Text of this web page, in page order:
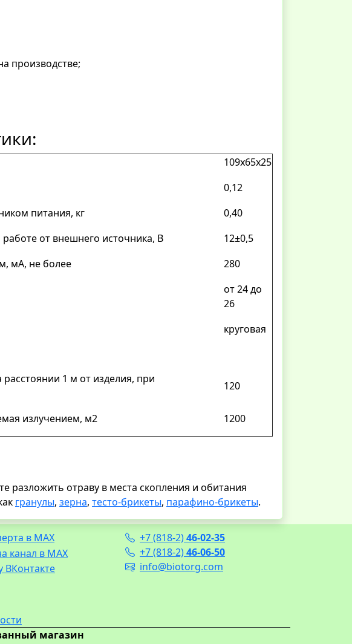
производстве;
109х65х25
0,12
питания, кг
0,40
от внешнего источника, В
12±0,5
мА, не более
280
от 24 до
26
круговая
расстоянии 1 м от изделия, при
120
излучением, м2 1200
разложить отраву в места скопления и обитания
гранулы, зерна, тесто-брикеты, парафино-брикеты.
в MAX
канал в MAX
ВКонтакте
+7 (818-2)46-02-35
+7 (818-2)46-06-50
info@biotorg.com
магазин